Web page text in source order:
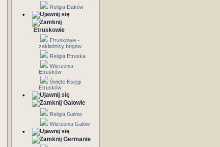
Religia Daków
Etruskowie
Etruskowie -
zakładnicy bogów
Religia Etruska
Wierzenia
Etrusków
Święte Księgi
Etrusków
Galowie
Religia Galów
Wierzenia Galów
Germanie